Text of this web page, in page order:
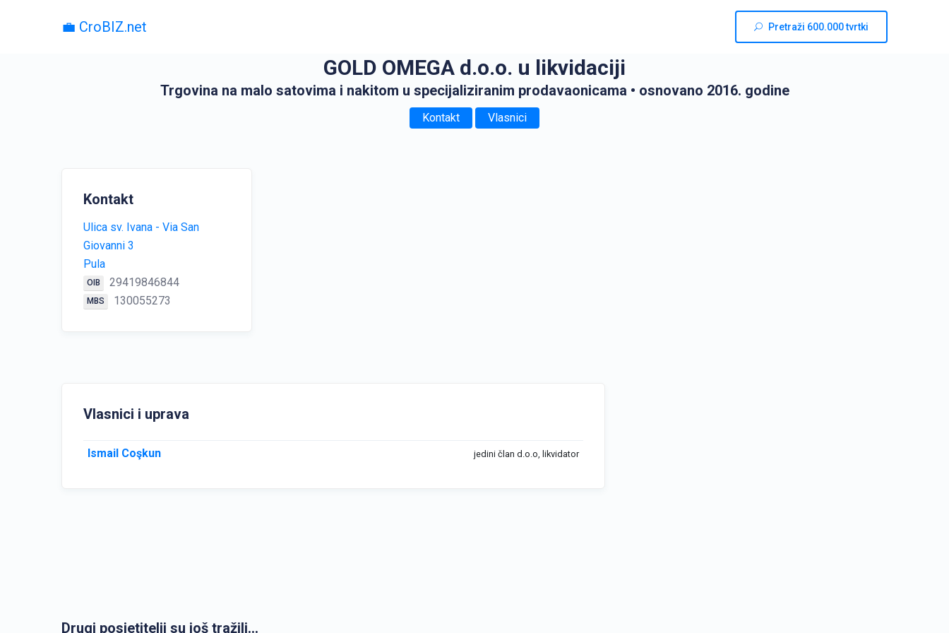
💼 CroBIZ.net Pretraži 600.000 tvrtki
GOLD OMEGA d.o.o. u likvidaciji
Trgovina na malo satovima i nakitom u specijaliziranim prodavaonicama • osnovano 2016. godine
Kontakt Vlasnici
Kontakt
Ulica sv. Ivana - Via San
Giovanni 3
Pula
OIB 29419846844
MBS 130055273
Vlasnici i uprava
Ismail Coşkun jedini član d.o.o, likvidator
Drugi posjetitelji su još tražili...